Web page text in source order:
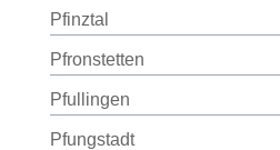
Pfinztal
Pfronstetten
Pfullingen
Pfungstadt